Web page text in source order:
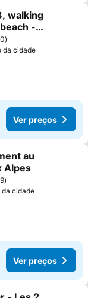
favoritos
walking
-
da cidade
Ver preços
favoritos
au
Alpes
da cidade
Ver preços